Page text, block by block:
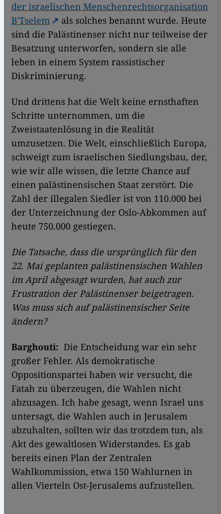
der israelischen Menschenrechtsorganisation
B'Tselem
als solches benannt wurde. Heute
sind die Palästinenser nicht nur teilweise der
Besatzung unterworfen, sondern sie alle
leben in einem System rassistischer
Diskriminierung.
Und drittens hat die Welt keine ernsthaften
Schritte unternommen, um die
Zweistaatenlösung in die Realität
umzusetzen. Die Welt, einschließlich Europa,
schweigt zum israelischen Siedlungsbau, der,
wie wir alle wissen, die letzte Chance auf
einen palästinensischen Staat zerstört. Die
Zahl der illegalen Siedler ist von 110.000 bei
der Unterzeichnung der Oslo-Abkommen auf
heute 750.000 gestiegen.
Die Tatsache, dass die ursprünglich für den
22. Mai geplanten palästinensischen Wahlen
im April abgesagt wurden, hat auch zur
Frustration der Palästinenser beigetragen.
Was muss sich auf palästinensischer Seite
ändern?
Barghouti: Die Entscheidung war ein sehr
großer Fehler. Als demokratische
Oppositionspartei haben wir versucht, die
Fatah zu überzeugen, die Wahlen nicht
abzusagen. Ich habe gesagt, wenn Israel uns
untersagt, die Wahlen auch in Jerusalem
abzuhalten, sollten wir das trotzdem tun, als
Akt des gewaltlosen Widerstandes. Es gab
bereits einen Plan der Zentralen
Wahlkommission, etwa 150 Wahlurnen in
allen Vierteln Ost-Jerusalems aufzustellen.